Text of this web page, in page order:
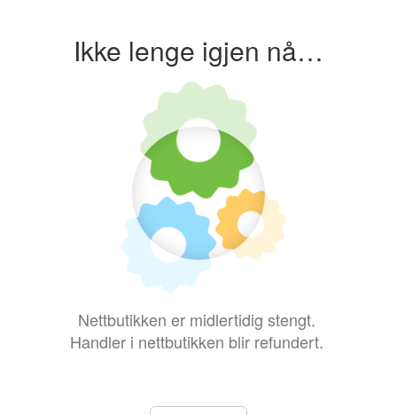
Ikke lenge igjen nå…
Nettbutikken er midlertidig stengt.
Handler i nettbutikken blir refundert.